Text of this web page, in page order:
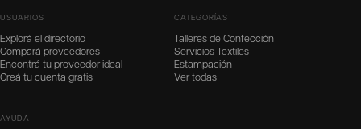
USUARIOS
Explorá el directorio
Compará proveedores
Encontrá tu proveedor ideal
Creá tu cuenta gratis
CATEGORÍAS
Talleres de Confección
Servicios Textiles
Estampación
Ver todas
AYUDA